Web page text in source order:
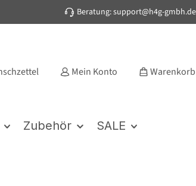
Beratung: support@h4g-gmbh.de
Mein Konto Warenkorb
Zubehör SALE